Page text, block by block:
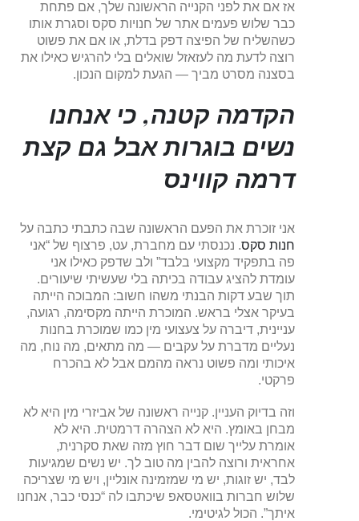
אז אם את לפני הקנייה הראשונה שלך, אם פתחת
כבר שלוש פעמים אתר של חנויות סקס וסגרת אותו
כשהשליח של הפיצה דפק בדלת, או אם את פשוט
רוצה לדעת מה לעזאזל שואלים בלי להרגיש כאילו את
בסצנה מסרט מביך — הגעת למקום הנכון.
הקדמה קטנה, כי אנחנו
נשים בוגרות אבל גם קצת
דרמה קווינס
אני זוכרת את הפעם הראשונה שבה כתבתי כתבה על
חנות סקס. נכנסתי עם מחברת, עט, פרצוף של “אני
פה בתפקיד מקצועי בלבד” ולב שדפק כאילו אני
עומדת להציג עבודה בכיתה בלי שעשיתי שיעורים.
תוך שבע דקות הבנתי משהו חשוב: המבוכה הייתה
בעיקר אצלי בראש. המוכרת הייתה מקסימה, רגועה,
עניינית, דיברה על צעצועי מין כמו שמוכרת בחנות
נעליים מדברת על עקבים — מה מתאים, מה נוח, מה
איכותי ומה פשוט נראה מהמם אבל לא בהכרח
פרקטי.
וזה בדיוק העניין. קנייה ראשונה של אביזרי מין היא לא
מבחן באומץ. היא לא הצהרה דרמטית. היא לא
אומרת עלייך שום דבר חוץ מזה שאת סקרנית,
אחראית ורוצה להבין מה טוב לך. יש נשים שמגיעות
לבד, יש זוגות, יש מי שמזמינה אונליין, ויש מי שצריכה
שלוש חברות בוואטסאפ שיכתבו לה “כנסי כבר, אנחנו
איתך”. הכול לגיטימי.